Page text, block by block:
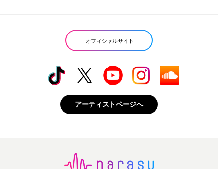
オフィシャルサイト
アーティストページへ